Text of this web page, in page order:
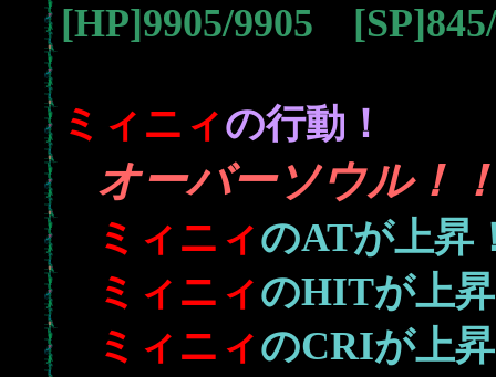
[HP]9905/9905
ミィニィの行動！
オーバーソウル！
ミィニィのATが上昇
ミィニィのHITが上
ミィニィのCRIが上